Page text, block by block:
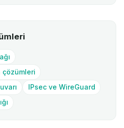
çözümleri
IPsec ve WireGuard